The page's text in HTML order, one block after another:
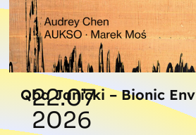
Qba Janicki – Bionic
22.07
2026